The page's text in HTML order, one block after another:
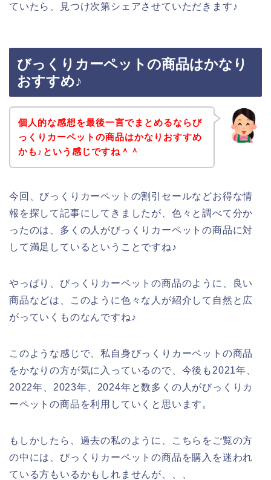
ていたら、見つけ次第シェアさせていただきます♪
びっくりカーペットの商品はかなり
おすすめ♪
個人的な感想を最後一言でまとめるならび
っくりカーペットの商品はかなりおすすめ
かも♪という感じですね＾＾
今回、びっくりカーペットの割引セールなどお得な情
報を探して記事にしてきましたが、色々と調べて分か
ったのは、多くの人がびっくりカーペットの商品に対
して満足しているということですね♪
やっぱり、びっくりカーペットの商品のように、良い
商品などは、このように色々な人が紹介して自然と広
がっていくものなんですね♪
このような感じで、私自身びっくりカーペットの商品
をかなりの方が気に入っているので、今後も2021年、
2022年、2023年、2024年と数多くの人がびっくりカ
ーペットの商品を利用していくと思います。
もしかしたら、過去の私のように、こちらをご覧の方
の中には、びっくりカーペットの商品を購入を迷われ
ている方もいるかもしれませんが、、、